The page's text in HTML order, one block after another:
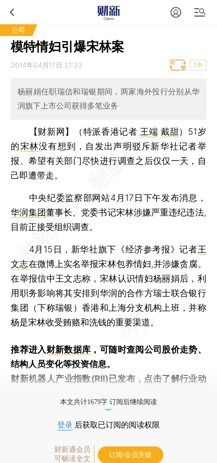
公司
模特情妇引爆宋林案
2014年04月17日 21:33 T中
杨丽娟任职瑞信和瑞银期间，两家海外投行分别从华
润旗下上市公司获得多笔业务
【财新网】（特派香港记者 王端 戴甜） 51岁
的宋林没有想到，自发出声明驳斥新华社记者举
报、希望有关部门尽快进行调查之后仅仅一天，自
己即遭带走。
中央纪委监察部网站4月17日下午发布消息，
华润集团董事长、党委书记宋林涉嫌严重违纪违法,
目前正接受组织调查。
4月15日，新华社旗下《经济参考报》记者王
文志在微博上实名举报宋林包养情妇,并涉嫌贪腐。
在举报信中王文志称，宋林认识情妇杨丽娟后，利
用职务影响将其安排到华润的合作方瑞士联合银行
集团（下称瑞银）香港和上海分支机构上班，并称
杨是宋林收受贿赂和洗钱的重要渠道。
推荐进入财新数据库 ，可随时查阅公司股价走势、
结构人员变化等投资信息。
财新机器人产业指数(RII)已发布， 点击了解行业动
本文共计1679字 订阅后继续阅读
登录 后获取已订阅的阅读权限
财新通会员
可畅读全文
订阅/会员升级